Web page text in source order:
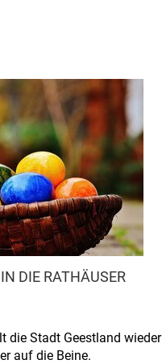
DIE RATHÄUSER
die Stadt Geestland wieder
auf die Beine.